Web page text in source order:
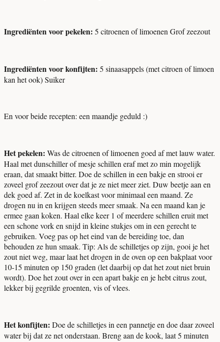
Ingrediënten voor pekelen: 5 citroenen of limoenen Grof zeezout
Ingrediënten voor konfijten: 5 sinaasappels (met citroen of limoen
kan het ook)Suiker
En voor beide recepten: een maandje geduld :)
Het pekelen: Was de citroenen of limoenen goed af met lauw water.
Haal met dunschiller of mesje schillen eraf met zo min mogelijk
eraan, dat smaakt bitter. Doe de schillen in een bakje en strooi er
zoveel grof zeezout over dat je ze niet meer ziet. Duw beetje aan en
dek goed af. Zet in de koelkast voor minimaal een maand. Ze
drogen nu in en krijgen steeds meer smaak. Na een maand kan je
ermee gaan koken. Haal elke keer 1 of meerdere schillen eruit met
een schone vork en snijd in kleine stukjes om in een gerecht te
gebruiken. Voeg pas op het eind van de bereiding toe, dan
behouden ze hun smaak. Tip: Als de schilletjes op zijn, gooi je het
zout niet weg, maar laat het drogen in de oven op een bakplaat voor
10-15 minuten op 150 graden (let daarbij op dat het zout niet bruin
wordt). Doe het zout over in een apart bakje en je hebt citrus zout,
lekker bij gegrilde groenten, vis of vlees.
Het konfijten: Doe de schilletjes in een pannetje en doe daar zoveel
water bij dat ze net onderstaan. Breng aan de kook, laat 5 minuten